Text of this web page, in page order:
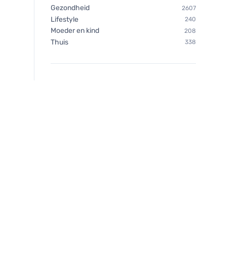
Gezondheid 2607
Lifestyle 240
Moeder en kind 208
Thuis 338